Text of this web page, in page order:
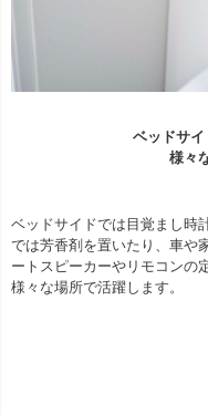
ベッドサ
様々
ベッドサイドでは目覚まし時
では芳香剤を置いたり、車や
ートスピーカーやリモコンの
様々な場所で活躍します。